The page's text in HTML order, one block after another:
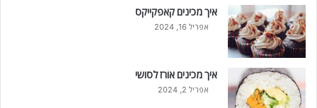
איך מכינים קאפקייקס
אפריל 16, 2024
איך מכינים אורז לסושי
אפריל 2, 2024